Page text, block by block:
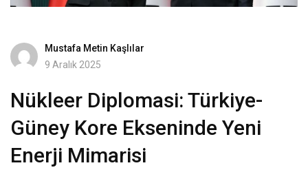
Mustafa Metin Kaşlılar
9 Aralık 2025
Nükleer Diplomasi: Türkiye-
Güney Kore Ekseninde Yeni
Enerji Mimarisi